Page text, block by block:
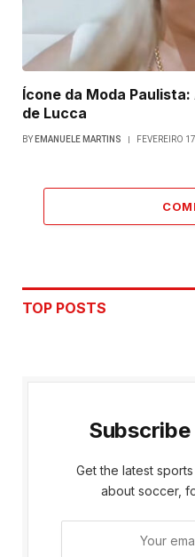
Ícone da Moda
de Lucca
BY EMANUELE MARTINS FEVEREIRO
TOP POSTS
Get the latest
about soccer,